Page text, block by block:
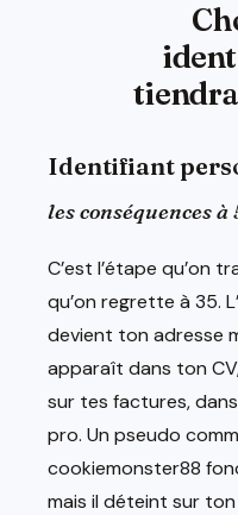
Identifiant
les conséquences à
C’est l’étape qu’on
qu’on regrette à 35.
devient ton adresse
apparaît dans ton
sur tes factures,
pro. Un pseudo
cookiemonster88
mais il déteint sur